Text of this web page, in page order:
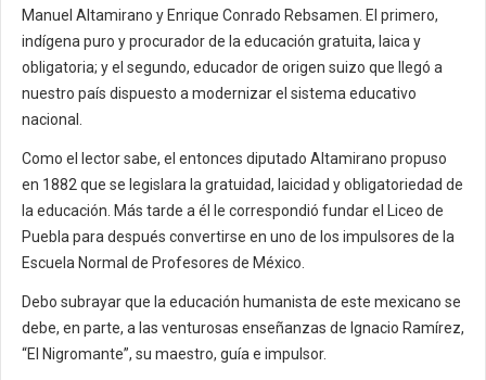
Manuel Altamirano y Enrique Conrado Rebsamen. El primero,
indígena puro y procurador de la educación gratuita, laica y
obligatoria; y el segundo, educador de origen suizo que llegó a
nuestro país dispuesto a modernizar el sistema educativo
nacional.
Como el lector sabe, el entonces diputado Altamirano propuso
en 1882 que se legislara la gratuidad, laicidad y obligatoriedad de
la educación. Más tarde a él le correspondió fundar el Liceo de
Puebla para después convertirse en uno de los impulsores de la
Escuela Normal de Profesores de México.
Debo subrayar que la educación humanista de este mexicano se
debe, en parte, a las venturosas enseñanzas de Ignacio Ramírez,
“El Nigromante”, su maestro, guía e impulsor.